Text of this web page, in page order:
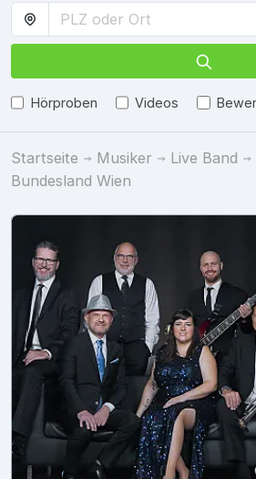
Hörproben Videos
Startseite Musiker Live Band
Bundesland Wien